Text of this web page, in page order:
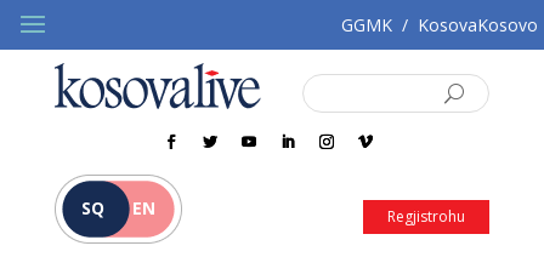
GGMK / KosovaKosovo
SQ EN Regjistrohu